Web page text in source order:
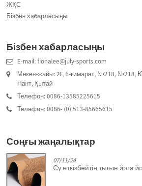
ЖҚС
Бізбен хабарласыңы
Бізбен хабарласыңы
E-mail: fionalee@july-sports.com
Мекен-жайы: 2F, 6-ғимарат, №218, №218,
Нант, Қытай
Телефон: 0086-13585225615
Телефон: 0086- (0) 513-85665615
Соңғы жаңалықтар
07/11/24
Су өткізбейтін тығын йога